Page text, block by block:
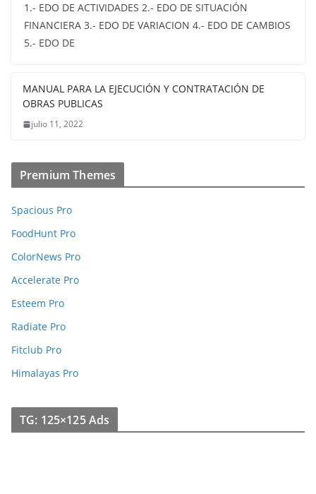
1.- EDO DE ACTIVIDADES 2.- EDO DE SITUACIÓN
FINANCIERA 3.- EDO DE VARIACION 4.- EDO DE CAMBIOS
5.- EDO DE
MANUAL PARA LA EJECUCIÓN Y CONTRATACIÓN DE
OBRAS PUBLICAS
julio 11, 2022
Premium Themes
Spacious Pro
FoodHunt Pro
ColorNews Pro
Accelerate Pro
Esteem Pro
Radiate Pro
Fitclub Pro
Himalayas Pro
TG: 125×125 Ads